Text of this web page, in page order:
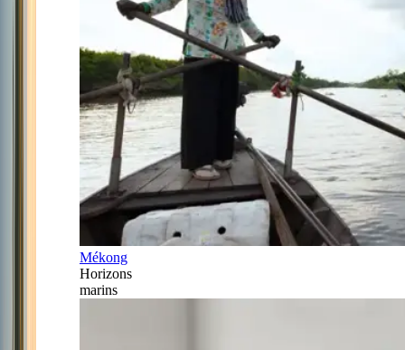
Mékong
Horizons
marins